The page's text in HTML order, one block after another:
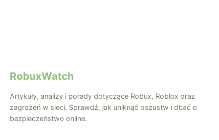
RobuxWatch
Artykuły, analizy i porady dotyczące Robux, Roblox oraz
zagrożeń w sieci. Sprawdź, jak uniknąć oszustw i dbać o
bezpieczeństwo online.